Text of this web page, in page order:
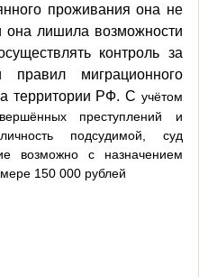
проживания она не
она лишила возможности
контроль за
правил миграционного
территории РФ. С учётом
преступлений и
подсудимой, суд
возможно с назначением
150 000 рублей